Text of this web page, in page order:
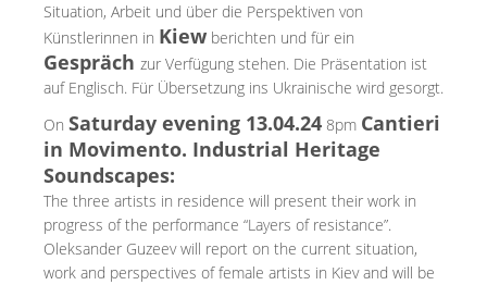
Situation, Arbeit und über die Perspektiven von
Künstlerinnen in Kiew berichten und für ein
Gespräch zur Verfügung stehen. Die Präsentation ist
auf Englisch. Für Übersetzung ins Ukrainische wird gesorgt.
On Saturday evening 13.04.24 8pm Cantieri
in Movimento. Industrial Heritage
Soundscapes:
The three artists in residence will present their work in
progress of the performance “Layers of resistance”.
Oleksander Guzeev will report on the current situation,
work and perspectives of female artists in Kiev and will be